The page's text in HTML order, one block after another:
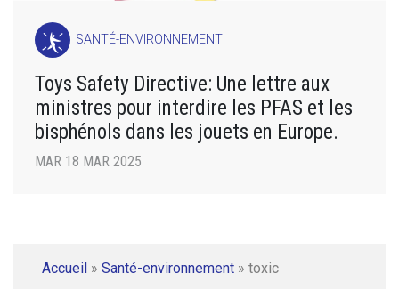
SANTÉ-ENVIRONNEMENT
Toys Safety Directive: Une lettre aux
ministres pour interdire les PFAS et les
bisphénols dans les jouets en Europe.
MAR 18 MAR 2025
Accueil » Santé-environnement » toxic